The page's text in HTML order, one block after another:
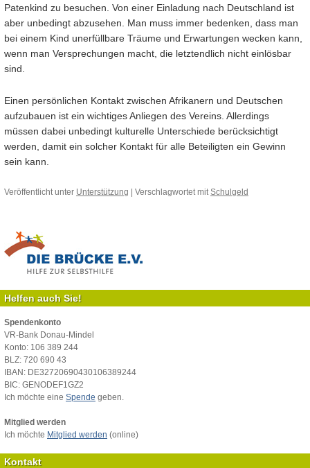
Patenkind zu besuchen. Von einer Einladung nach Deutschland ist
aber unbedingt abzusehen. Man muss immer bedenken, dass man
bei einem Kind unerfüllbare Träume und Erwartungen wecken kann,
wenn man Versprechungen macht, die letztendlich nicht einlösbar
sind.
Einen persönlichen Kontakt zwischen Afrikanern und Deutschen
aufzubauen ist ein wichtiges Anliegen des Vereins. Allerdings
müssen dabei unbedingt kulturelle Unterschiede berücksichtigt
werden, damit ein solcher Kontakt für alle Beteiligten ein Gewinn
sein kann.
Veröffentlicht unter Unterstützung | Verschlagwortet mit Schulgeld
Helfen auch Sie!
Spendenkonto
VR-Bank Donau-Mindel
Konto: 106 389 244
BLZ: 720 690 43
IBAN: DE32720690430106389244
BIC: GENODEF1GZ2
Ich möchte eine Spende geben.
Mitglied werden
Ich möchte Mitglied werden (online)
Kontakt